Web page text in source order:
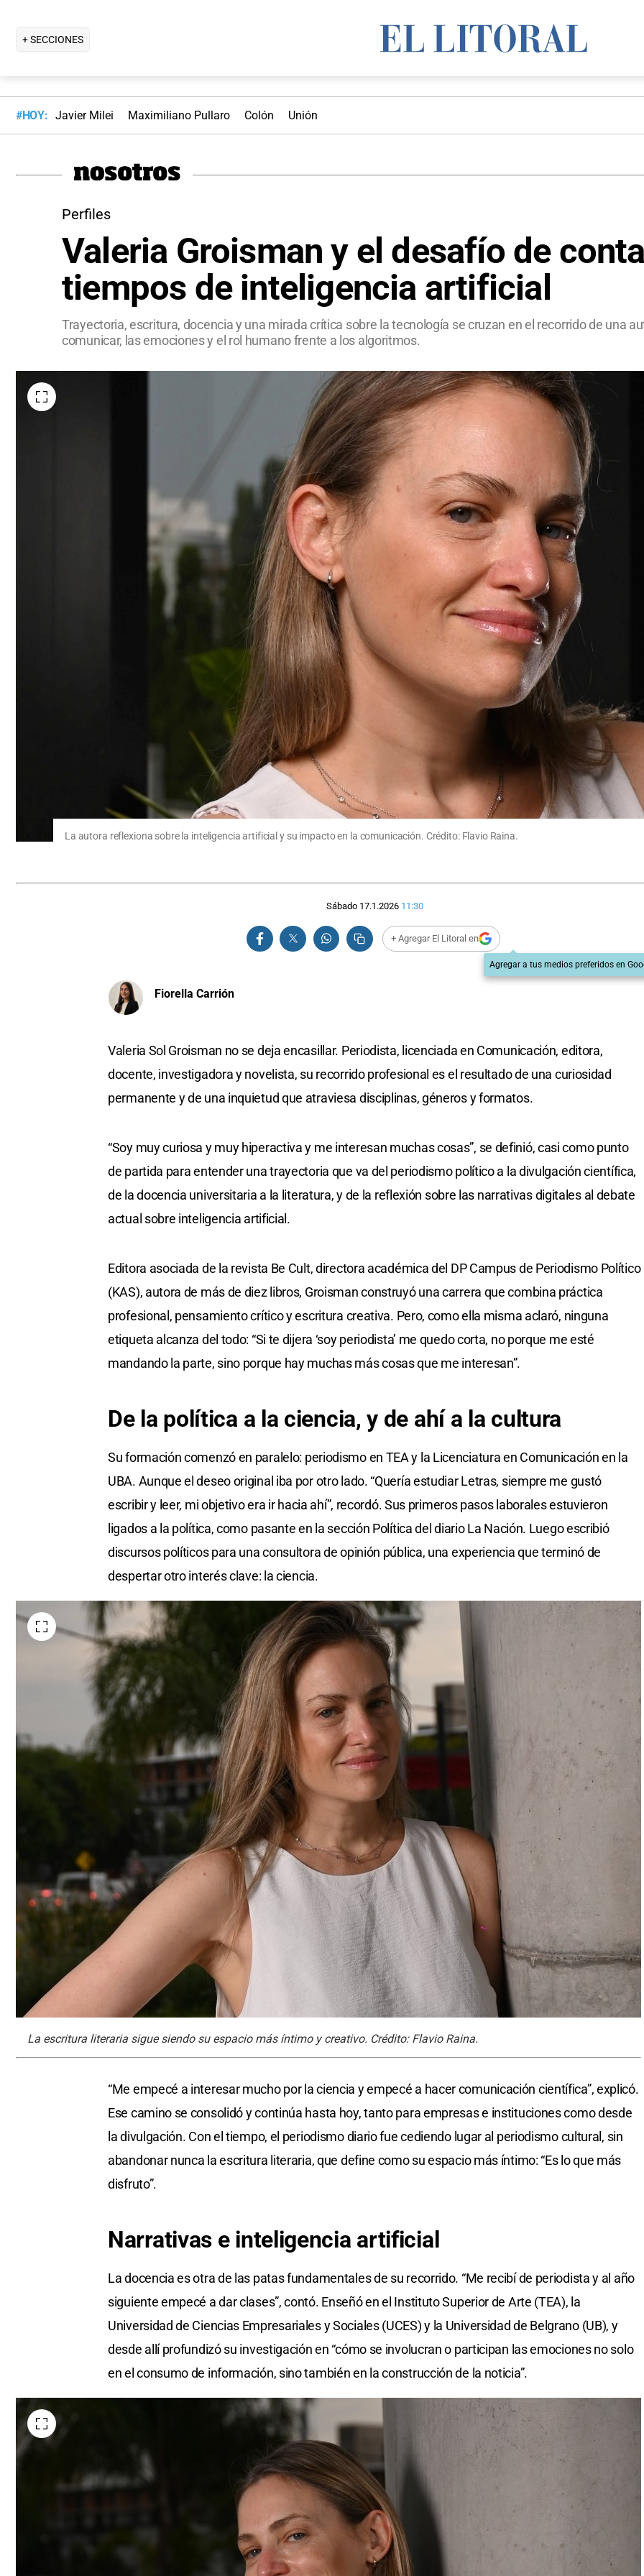
+ SECCIONES
#HOY: Javier Milei Maximiliano Pullaro Colón Unión
Perfiles
Valeria Groisman y el desafío de
tiempos de inteligencia artificial
Trayectoria, escritura, docencia y una mirada crítica sobre la tecnología se cruzan en el recorrido de una
comunicar, las emociones y el rol humano frente a los algoritmos.
La autora reflexiona sobre la inteligencia artificial y su impacto en la comunicación. Crédito: Flavio Raina.
Sábado 17.1.2026 11:30
+ Agregar El Litoral en
Agregar a tus medios preferidos en
Fiorella Carrión
Valeria Sol Groisman no se deja encasillar. Periodista, licenciada en Comunicación, editora,
docente, investigadora y novelista, su recorrido profesional es el resultado de una curiosidad
permanente y de una inquietud que atraviesa disciplinas, géneros y formatos.
“Soy muy curiosa y muy hiperactiva y me interesan muchas cosas”, se definió, casi como punto
de partida para entender una trayectoria que va del periodismo político a la divulgación científica,
de la docencia universitaria a la literatura, y de la reflexión sobre las narrativas digitales al debate
actual sobre inteligencia artificial.
Editora asociada de la revista Be Cult, directora académica del DP Campus de Periodismo Político
(KAS), autora de más de diez libros, Groisman construyó una carrera que combina práctica
profesional, pensamiento crítico y escritura creativa. Pero, como ella misma aclaró, ninguna
etiqueta alcanza del todo: “Si te dijera ‘soy periodista’ me quedo corta, no porque me esté
mandando la parte, sino porque hay muchas más cosas que me interesan”.
De la política a la ciencia, y de ahí a la cultura
Su formación comenzó en paralelo: periodismo en TEA y la Licenciatura en Comunicación en la
UBA. Aunque el deseo original iba por otro lado. “Quería estudiar Letras, siempre me gustó
escribir y leer, mi objetivo era ir hacia ahí”, recordó. Sus primeros pasos laborales estuvieron
ligados a la política, como pasante en la sección Política del diario La Nación. Luego escribió
discursos políticos para una consultora de opinión pública, una experiencia que terminó de
despertar otro interés clave: la ciencia.
La escritura literaria sigue siendo su espacio más íntimo y creativo. Crédito: Flavio Raina.
“Me empecé a interesar mucho por la ciencia y empecé a hacer comunicación científica”, explicó.
Ese camino se consolidó y continúa hasta hoy, tanto para empresas e instituciones como desde
la divulgación. Con el tiempo, el periodismo diario fue cediendo lugar al periodismo cultural, sin
abandonar nunca la escritura literaria, que define como su espacio más íntimo: “Es lo que más
disfruto”.
Narrativas e inteligencia artificial
La docencia es otra de las patas fundamentales de su recorrido. “Me recibí de periodista y al año
siguiente empecé a dar clases”, contó. Enseñó en el Instituto Superior de Arte (TEA), la
Universidad de Ciencias Empresariales y Sociales (UCES) y la Universidad de Belgrano (UB), y
desde allí profundizó su investigación en “cómo se involucran o participan las emociones no solo
en el consumo de información, sino también en la construcción de la noticia”.